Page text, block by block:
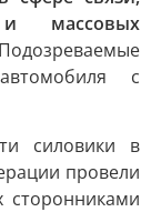
и массовых
с
силовики в
провели
сторонниками